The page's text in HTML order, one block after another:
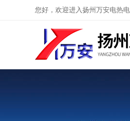
您好，欢迎进入扬州万安电热